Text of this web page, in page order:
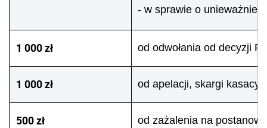
- w sprawie o
1 000 zł od odwołania od decyzji
1 000 zł od apelacji, skargi
500 zł od zażalenia na